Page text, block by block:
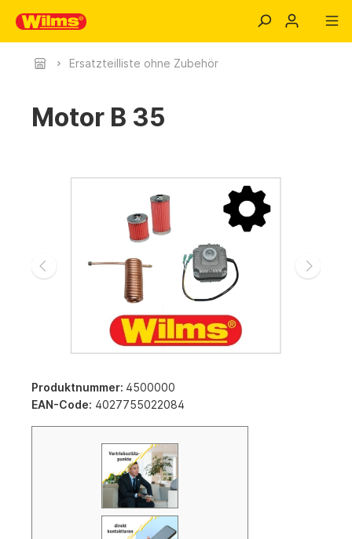
Ersatzteilliste ohne Zubehör
Motor B 35
Produktnummer: 4500000
EAN-Code: 4027755022084